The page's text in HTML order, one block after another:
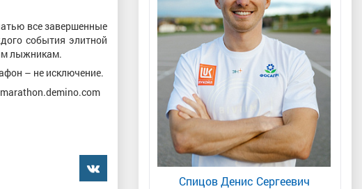
все завершенные
события элитной
лыжникам.
– не исключение.
���������
Андрей Владимирович
Костромская область
Спицов Денис Сергеевич